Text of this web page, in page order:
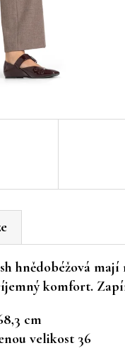
hnědobéžová mají
komfort.
cm
velikost 36